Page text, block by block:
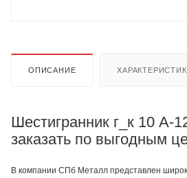
ОПИСАНИЕ
Шестигранник г_к 10 А-
заказать по выгодным
В компании СПб Металл представлен